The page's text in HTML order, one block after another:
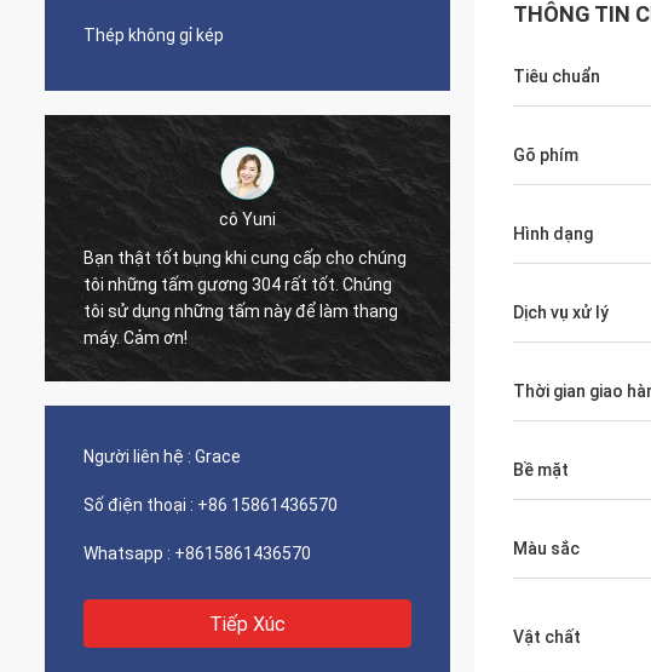
Thép không gỉ kép
cấp cho chúng
rất tốt. Chúng
để làm thang
Diego Nemer
The quality of the pipes is very good, very
nice seamless pipes!
Người liên hệ : Grace
Số điện thoại : +86 15861436570
Whatsapp : +8615861436570
Tiếp Xúc
THÔNG TIN
Tiêu chuẩn
Gõ phím
Hình dạng
Dịch vụ xử lý
Thời gian giao
Bề mặt
Màu sắc
Vật chất